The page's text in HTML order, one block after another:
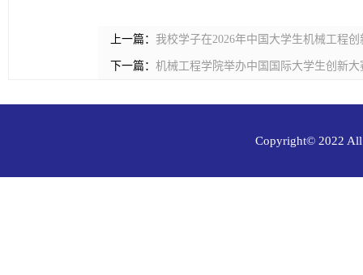
上一篇： 我校学子在2026年中国大学生机械工程
下一篇： 机械工程学院举办中国国际大学生创新
Copyright© 2022